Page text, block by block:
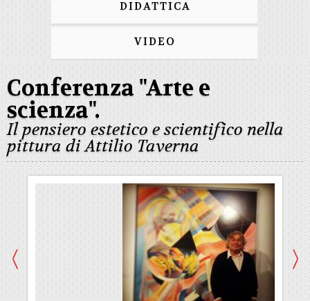
DIDATTICA
VIDEO
Conferenza "Arte e
scienza".
Il pensiero estetico e scientifico nella
pittura di Attilio Taverna